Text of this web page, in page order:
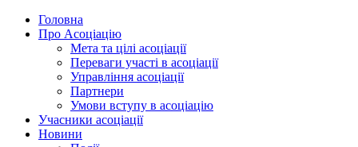
Головна
Про Асоціацію
Мета та цілі асоціації
Переваги участі в асоціації
Управління асоціації
Партнери
Умови вступу в асоціацію
Учасники асоціації
Новини